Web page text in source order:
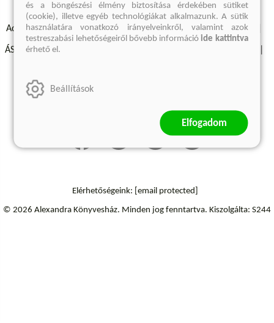
Adatvédelmi szabályzatok Elállási felmondási nyilatkozat
ÁSZF - Vásárlási feltételek
Elérhetőségeink: [email protected]
© 2026 Alexandra Könyvesház. Minden jog fenntartva. Kiszolgálta: S244
és a böngészési élmény biztosítása érdekében sütiket
(cookie), illetve egyéb technológiákat alkalmazunk. A sütik
használatára vonatkozó irányelveinkről, valamint azok
testreszabási lehetőségeiről bővebb információide kattintva
érhető el.
Beállítások
Elfogadom